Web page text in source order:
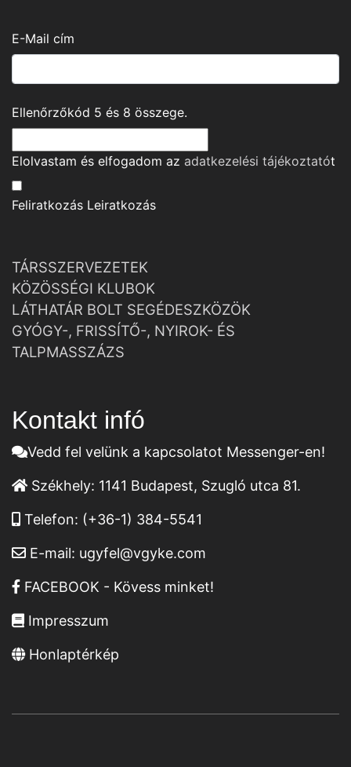
E-Mail cím
Ellenőrzőkód 5 és 8 összege.
Elolvastam és elfogadom az adatkezelési tájékoztatót
Feliratkozás Leiratkozás
TÁRSSZERVEZETEK
KÖZÖSSÉGI KLUBOK
LÁTHATÁR BOLT SEGÉDESZKÖZÖK
GYÓGY-, FRISSÍTŐ-, NYIROK- ÉS
TALPMASSZÁZS
Kontakt infó
Vedd fel velünk a kapcsolatot Messenger-en!
Székhely: 1141 Budapest, Szugló utca 81.
Telefon: (+36-1) 384-5541
E-mail: ugyfel@vgyke.com
FACEBOOK - Kövess minket!
Impresszum
Honlaptérkép